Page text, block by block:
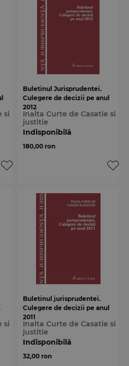
si
Buletinul Jurisprudentei.
Culegere de decizii pe anul
2012
Inalta Curte de Casatie si
justitie
Indisponibilă
180,00 ron
si
Buletinul jurisprudentei.
Culegere de decizii pe anul
2011
Inalta Curte de Casatie si
justitie
Indisponibilă
32,00 ron